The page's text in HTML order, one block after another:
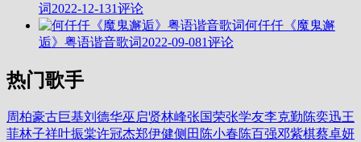
词2022-12-131评论
何仟仟《魔鬼邂
逅》粤语谐音歌词2022-09-081评论
热门歌手
周柏豪古巨基刘德华巫启贤林峰张国荣张学友李克勤陈奕迅王
菲林子祥叶振棠许冠杰郑伊健侧田 陈小春陈百强邓紫棋蔡卓妍